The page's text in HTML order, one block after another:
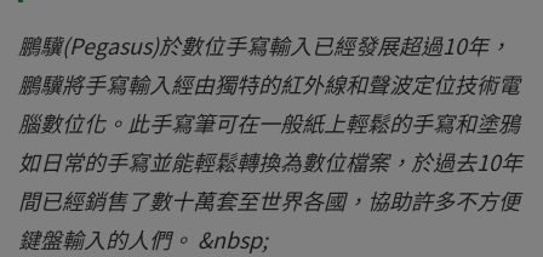
鵬驥(Pegasus)於數位手寫輸入已經發展超過10年，
鵬驥將手寫輸入經由獨特的紅外線和聲波定位技術電
腦數位化。此手寫筆可在一般紙上輕鬆的手寫和塗鴉
如日常的手寫並能輕鬆轉換為數位檔案，於過去10年
間已經銷售了數十萬套至世界各國，協助許多不方便
鍵盤輸入的人們。 &nbsp;